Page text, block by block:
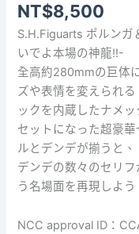
NT$8,500
S.H.Figuarts ポルン
いでよ本場の神龍!!-
全高約280mmの巨体
ズや表情を変えられ
ックを内蔵したナメ
セットになった超豪
ルとデンデが揃うと
デンデの数々のセリ
う名場面を再現しよう
NCC approval ID：